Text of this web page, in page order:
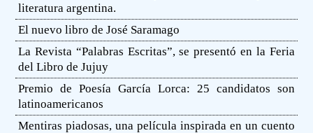
literatura argentina.
El nuevo libro de José Saramago
La Revista “Palabras Escritas”, se presentó en la Feria
del Libro de Jujuy
Premio de Poesía García Lorca: 25 candidatos son
latinoamericanos
Mentiras piadosas, una película inspirada en un cuento